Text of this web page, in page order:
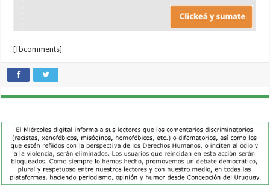
[fbcomments]